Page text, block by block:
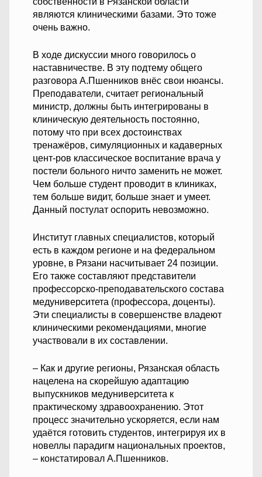
являются клиническими базами. Это тоже
очень важно.
В ходе дискуссии много говорилось о
наставничестве. В эту подтему общего
разговора А.Пшенников внёс свои нюансы.
Преподаватели, считает региональный
министр, должны быть интегрированы в
клиническую деятельность постоянно,
потому что при всех достоинствах
тренажёров, симуляционных и кадаверных
цент-ров классическое воспитание врача у
постели больного ничто заменить не может.
Чем больше студент проводит в клиниках,
тем больше видит, больше знает и умеет.
Данный постулат оспорить невозможно.
Институт главных специалистов, который
есть в каждом регионе и на федеральном
уровне, в Рязани насчитывает 24 позиции.
Его также составляют представители
профессорско-преподавательского состава
медуниверситета (профессора, доценты).
Эти специалисты в совершенстве владеют
клиническими рекомендациями, многие
участвовали в их составлении.
– Как и другие регионы, Рязанская область
нацелена на скорейшую адаптацию
выпускников медуниверситета к
практическому здравоохранению. Этот
процесс значительно ускоряется, если нам
удаётся готовить студентов, интегрируя их в
новеллы парадигм национальных проектов,
– констатировал А.Пшенников.